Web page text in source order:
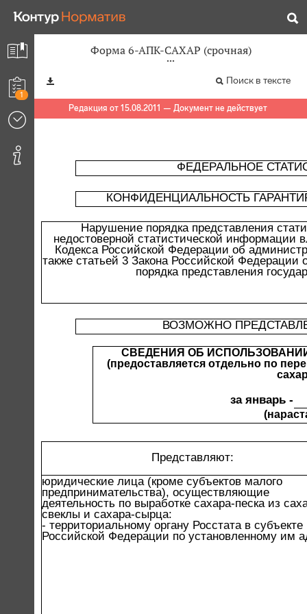
1
Форма 6-АПК-САХАР (срочная)
Поиск в тексте
Редакция от 15.08.2011 — Документ не действует
ФЕДЕРАЛЬНОЕ
КОНФИДЕНЦИАЛЬНОСТЬ
Нарушение порядка представления
недостоверной статистической информации
Кодекса Российской Федерации об
также статьей 3 Закона Российской
порядка представления
ВОЗМОЖНО
СВЕДЕНИЯ ОБ
(предоставляется отдельно по
за январь -
Представляют:
юридические лица (кроме субъектов малого
предпринимательства), осуществляющие
деятельность по выработке сахара-песка из
свеклы и сахара-сырца:
- территориальному органу Росстата в субъекте
Российской Федерации по установленному им